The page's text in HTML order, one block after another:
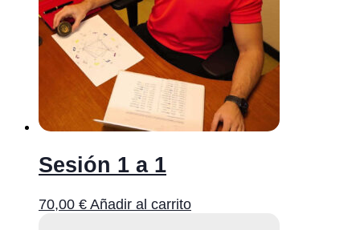
Sesión 1 a 1
70,00 € Añadir al carrito